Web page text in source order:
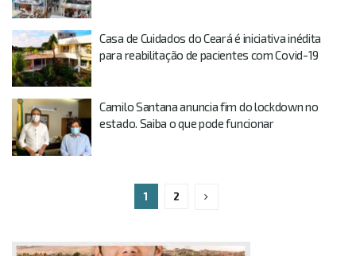
Casa de Cuidados do Ceará é iniciativa inédita
para reabilitação de pacientes com Covid-19
Camilo Santana anuncia fim do lockdown no
estado. Saiba o que pode funcionar
1 2